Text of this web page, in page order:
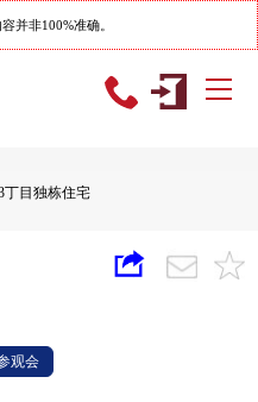
并非100%准确。
丁目独栋住宅
观会